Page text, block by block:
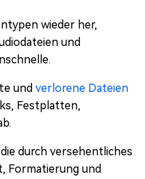
wieder her,
und
und verlorene Dateien
Festplatten,
durch versehentliches
Formatierung und